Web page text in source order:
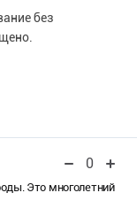
без
0
Это многолетний